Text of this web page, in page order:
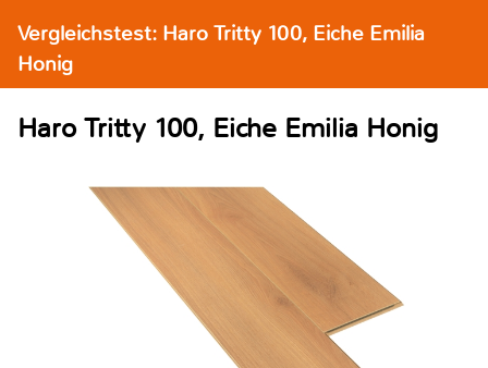
Vergleichstest: Haro Tritty 100, Eiche Emilia
Honig
Haro Tritty 100, Eiche Emilia Honig